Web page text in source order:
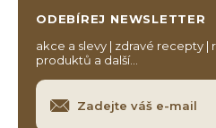
ODEBÍREJ NEWSLETTER
akce a slevy | zdravé recepty |
produktů a další…